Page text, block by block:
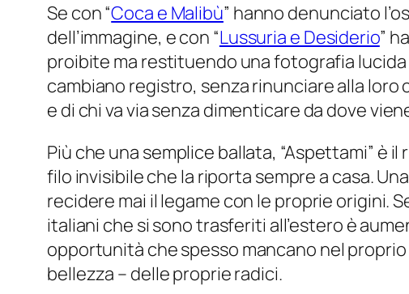
Se con “Coca e Malibù” hanno denunciato
dell’immagine, e con “Lussuria e Desiderio”
proibite ma restituendo una fotografia lucida
cambiano registro, senza rinunciare alla
e di chi va via senza dimenticare da dove
Più che una semplice ballata, “Aspettami” è
filo invisibile che la riporta sempre a casa.
recidere mai il legame con le proprie origini.
italiani che si sono trasferiti all’estero è
opportunità che spesso mancano nel
bellezza – delle proprie radici.